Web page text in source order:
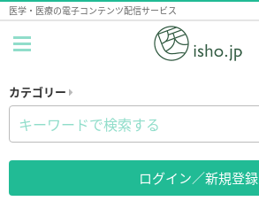
医学・医療の電子コンテンツ配信サービス
カテゴリー
ログイン／新規登録